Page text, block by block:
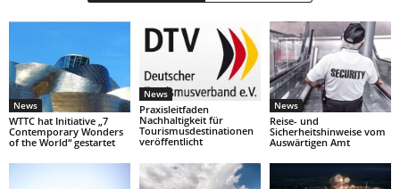
News
WTTC hat Initiative „7
Contemporary Wonders
of the World“ gestartet
News
Praxisleitfaden
Nachhaltigkeit für
Tourismusdestinationen
veröffentlicht
News
Reise- und
Sicherheitshinweise vom
Auswärtigen Amt